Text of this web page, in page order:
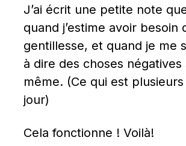
J’ai écrit une petite note
quand j’estime avoir besoin
gentillesse, et quand je me
à dire des choses négatives
même. (Ce qui est
jour)
Cela fonctionne ! Voilà!